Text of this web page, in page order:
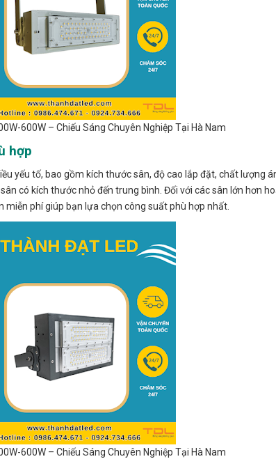
600W – Chiếu Sáng Chuyên Nghiệp Tại Hà Nam
hợp
yếu tố, bao gồm kích thước sân, độ cao lắp đặt, chất lượng
có kích thước nhỏ đến trung bình. Đối với các sân lớn hơn
miễn phí giúp bạn lựa chọn công suất phù hợp nhất.
600W – Chiếu Sáng Chuyên Nghiệp Tại Hà Nam